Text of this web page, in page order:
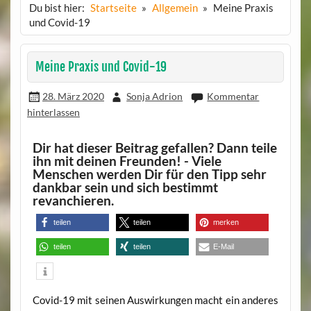
Du bist hier: Startseite Allgemein
Meine Praxis
und Covid-19
Meine Praxis und Covid-19
28. März 2020 Sonja Adrion
Kommentar
hinterlassen
Dir hat dieser Beitrag gefallen? Dann teile
ihn mit deinen Freunden! - Viele
Menschen werden Dir für den Tipp sehr
dankbar sein und sich bestimmt
revanchieren.
teilen teilen merken
teilen teilen E-Mail
Covid-19 mit seinen Auswirkungen macht ein anderes